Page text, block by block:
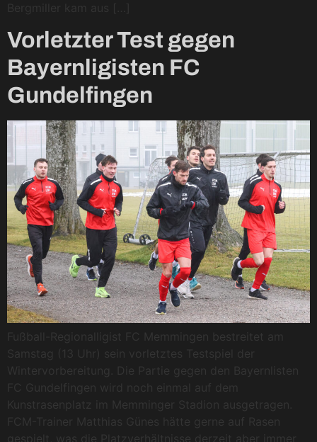
Bergmiller kam aus […]
Vorletzter Test gegen
Bayernligisten FC
Gundelfingen
Fußball-Regionalligist FC Memmingen bestreitet am
Samstag (13 Uhr) sein vorletztes Testspiel der
Wintervorbereitung. Die Partie gegen den Bayernlisten
FC Gundelfingen wird noch einmal auf dem
Kunstrasenplatz im Memminger Stadion ausgetragen.
FCM-Trainer Matthias Günes hätte gerne auf Rasen
gespielt, was die Platzverhältnisse derzeit aber immer